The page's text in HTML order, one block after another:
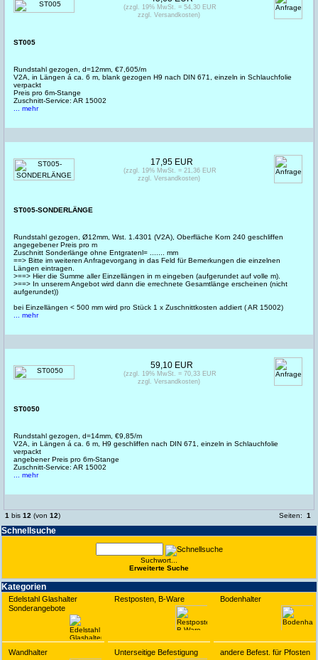
Schnell­suche
Suchwort...
Erwei­terte Suche
Kate­gorien
Edelstahl Glashalter
Sonderangebote
Restposten, B-Ware Bodenhalter
Wandhalter Unterseitige Befestigung andere Befest. für Pfosten
ST005
Rundstahl gezogen, d=12mm, €7,605/m
V2A, in Längen á ca. 6 m, blank gezogen H9 nach DIN 671, einzeln in Schlauchfolie
verpackt
Preis pro 6m-Stange
Zuschnitt-Service: AR 15002
... mehr
(zzgl. 19% MwSt. = 54,30 EUR
zzgl. Versandkosten)
ST005-SONDERLÄNGE
Rundstahl gezogen, Ø12mm, Wst. 1.4301 (V2A), Oberfläche Korn 240 geschliffen
angegebener Preis pro m
Zuschnitt Sonderlänge ohne Entgratenl= ....... mm
==> Bitte im weiteren Anfragevorgang in das Feld für Bemerkungen die einzelnen
Längen eintragen.
>==> Hier die Summe aller Einzellängen in m eingeben (aufgerundet auf volle m).
>==> In unserem Angebot wird dann die errechnete Gesamtlänge erscheinen (nicht
aufgerundet))
bei Einzellängen < 500 mm wird pro Stück 1 x Zuschnittkosten addiert ( AR 15002)
... mehr
17,95 EUR
(zzgl. 19% MwSt. = 21,36 EUR
zzgl. Versandkosten)
ST0050
Rundstahl gezogen, d=14mm, €9,85/m
V2A, in Längen á ca. 6 m, H9 geschliffen nach DIN 671, einzeln in Schlauchfolie
verpackt
angebener Preis pro 6m-Stange
Zuschnitt-Service: AR 15002
... mehr
59,10 EUR
(zzgl. 19% MwSt. = 70,33 EUR
zzgl. Versandkosten)
1 bis 12 (von 12) Seiten: 1